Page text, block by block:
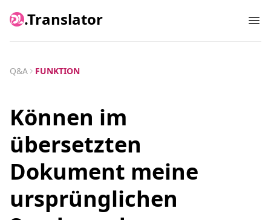
.Translator
Q&A FUNKTION
Können im
übersetzten
Dokument meine
ursprünglichen